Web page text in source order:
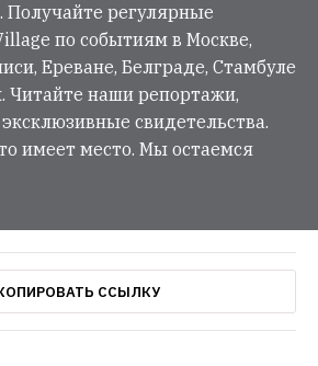
Получайте регулярные
по событиям в Москве,
Ереване, Белграде, Стамбуле
Читайте наши репортажи,
свидетельства.
имеет место. Мы остаемся
ССЫЛКУ